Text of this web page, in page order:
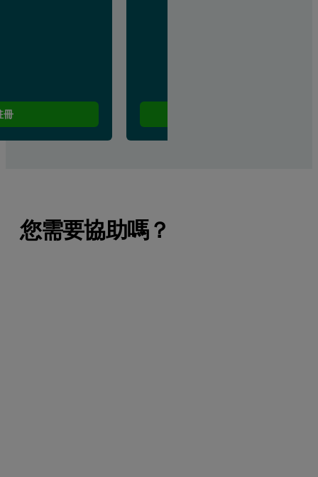
冊
您需要協助嗎？